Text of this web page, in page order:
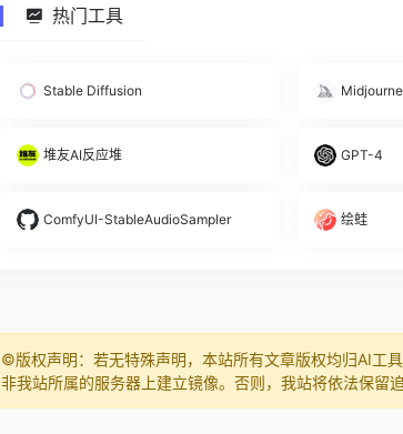
热门工具
Stable Diffusion
堆友AI反应堆 GPT-4
ComfyUI-StableAudioSampler 绘蛙
©️版权声明：若无特殊声明，本站所有文章版权均归AI工
非我站所属的服务器上建立镜像。否则，我站将依法保留